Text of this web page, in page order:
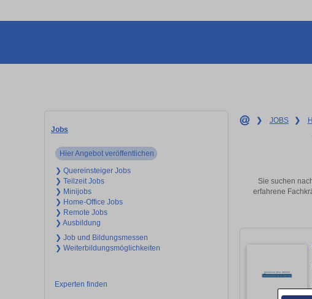
Jobs
Hier Angebot veröffentlichen
❯ Quereinsteiger Jobs
❯ Teilzeit Jobs
❯ Minijobs
❯ Home-Office Jobs
❯ Remote Jobs
❯ Ausbildung
❯ Job und Bildungsmessen
❯ Weiterbildungsmöglichkeiten
Experten finden
❯ JOBS ❯
Sie suchen
erfahrene